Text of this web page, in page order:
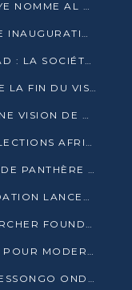
SÉNÉGAL : BASSIROU DIOMAYE FAYE NOMME AL AMINOU LÔ PREMIER MINISTRE
MUSÉE NATIONAL DU CONGO : UNE INAUGURATION PORTEUSE D’ESPOIR POUR LA CULTURE
ASSEMBLÉES ANNUELLES DE LA BAD : LA SOCIÉTÉ CIVILE CONGOLAISE À LA RECHERCHE DE PARTENAIRES POUR SES PROJETS
DENIS SASSOU-NGUESSO ANNONCE LA FIN DU VISA POUR LES AFRICAINS EN 2027
OIF : LE DR. COUMBA BÂ PORTE UNE VISION DE DIALOGUE, DE STABILITÉ ET DE RÉFORME À LA TÊTE
ÉLIMINATOIRES CAN 2027 : LES SÉLECTIONS AFRICAINES CONNAISSENT LEURS ADVERSAIRES
QUATRE PRÉSUMÉS TRAFIQUANTS DE PANTHÈRE ARRÊTÉS À EWO
EWAWA PLUS ET L’ARCHER FOUNDATION LANCENT UN CAMP DE BASKET POUR LES JEUNES À BRAZZAVILLE
BASKETBALL: EWAWA PLUS ET L’ARCHER FOUNDATION LANCENT UN CAMP POUR LES JEUNES
AGL CONGO LIVRE 270 VÉHICULES POUR MODERNISER LE TRANSPORT URBAIN
PASSEPORT AU CONGO : JEAN-OLESSONGO ONDAYE VEUT METTRE FIN AUX LENTEURS ADMINISTRATIVES